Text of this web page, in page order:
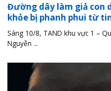
Đường dây làm giả con
khỏe bị phanh phui từ
Sáng 10/8, TAND khu vực 1 –
Nguyễn ...